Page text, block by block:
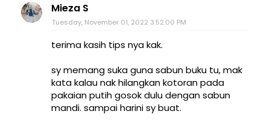
Mieza S
Tuesday, November 01, 2022 3:52:00 PM
terima kasih tips nya kak.
sy memang suka guna sabun buku tu, mak
kata kalau nak hilangkan kotoran pada
pakaian putih gosok dulu dengan sabun
mandi. sampai harini sy buat.